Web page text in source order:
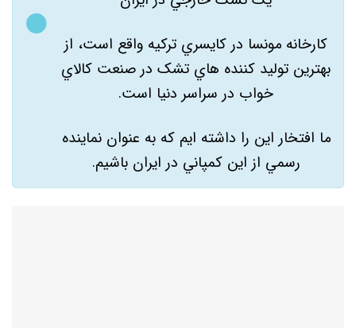
کارخانه مونسا در کايسري ترکيه واقع است، از
بهترين توليد کننده هاي تشک در صنعت کالاي
خواب در سراسر دنيا است.
ما افتخار اين را داشته ايم که به عنوان نماينده
رسمي از اين کمپاني در ايران باشيم.